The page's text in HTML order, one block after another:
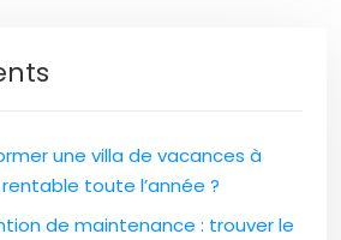
une villa de vacances à
toute l’année ?
de maintenance : trouver le